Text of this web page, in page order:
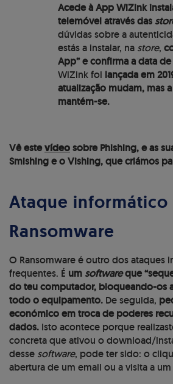
Acede à App WiZink
telemóvel através das
dúvidas sobre a
estás a instalar, na store,
App” e confirma a data
WiZink foi lançada em
atualização mudam, mas
mantém-se.
Vê estevídeosobre Phishing, e as
Smishing e o Vishing, que criámos
Ataque informático
Ransomware
O Ransomware é outro dos ataques
frequentes. É um softwareque
do teu computador, bloqueando-os
todo o equipamento. De seguida,
económico em troca de poderes
dados. Isto acontece porque
concreta que ativou o download/
desse software, pode ter sido: o
abertura de um email ou a visita a